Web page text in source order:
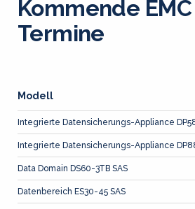
Kommende EMC
Termine
Modell
Integrierte Datensicherungs-Appliance
Integrierte Datensicherungs-Appliance
Data Domain DS60-3TB SAS
Datenbereich ES30-45 SAS